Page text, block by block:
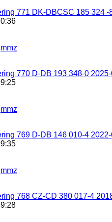
771 DK-DBCSC 185 324
770 D-DB 193 348-0
769 D-DB 146 010-4
768 CZ-CD 380 017-4